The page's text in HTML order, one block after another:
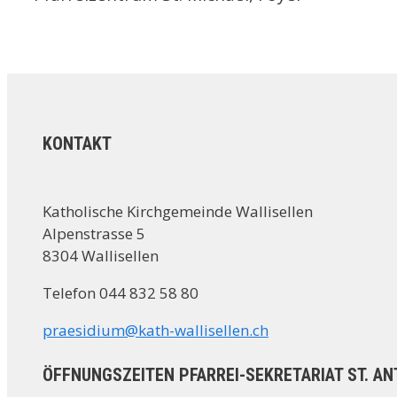
KONTAKT
Katholische Kirchgemeinde Wallisellen
Alpenstrasse 5
8304 Wallisellen
Telefon 044 832 58 80
praesidium@kath-wallisellen.ch
ÖFFNUNGSZEITEN PFARREI-SEKRETARIAT ST.